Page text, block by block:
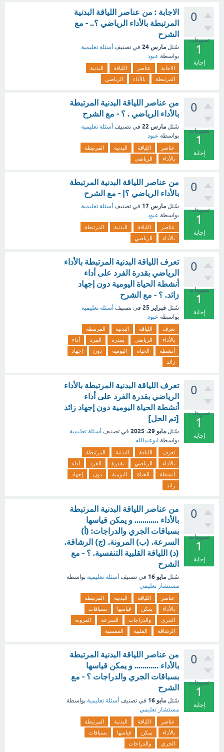
0
تصويتات
1
إجابة
الاجابة : من عناصر اللياقة البدنية
المرتبطة بالأداء الرياضي ؟.. - مع
الشرح
سُئل مارس 24 في تصنيف أسئلة تعليمية
بواسطة عبود
الاجابة عناصر اللياقة
البدنية
المرتبطة
بالأداء الرياضي
0
تصويتات
1
إجابة
من عناصر اللياقة البدنية المرتبطة
بالأداء الرياضي . ؟ - مع الشرح
سُئل مارس 22 في تصنيف أسئلة تعليمية
بواسطة عبود
عناصر اللياقة البدنية
المرتبطة
بالأداء
الرياضي
0
تصويتات
1
إجابة
من عناصر اللياقة البدنية المرتبطة
بالأداء الرياضي ؟| - مع الشرح
سُئل مارس 17 في تصنيف أسئلة تعليمية
بواسطة عبود
عناصر اللياقة البدنية
المرتبطة
بالأداء
الرياضي
0
تصويتات
1
إجابة
تعرف اللياقة البدنية المرتبطة بالأداء
الرياضي بقدرة الفرد على أداء
أنشطة الحياة اليومية دون إجهاد
زائد. ؟ - مع الشرح
سُئل فبراير 25 في تصنيف أسئلة تعليمية
بواسطة عبود
تعرف اللياقة البدنية
المرتبطة
بالأداء
الرياضي بقدرة الفرد
أداء
أنشطة
الحياة اليومية دون
إجهاد
زائد
0
تصويتات
1
إجابة
تعرف اللياقة البدنية المرتبطة بالأداء
الرياضي بقدرة الفرد على أداء
أنشطة الحياة اليومية دون إجهاد زائد
[تم الحل]
سُئل مايو 29، 2025 في تصنيف أسئلة تعليمية
بواسطة ابوعبدالله
تعرف اللياقة البدنية
المرتبطة
بالأداء
الرياضي بقدرة الفرد
أداء
أنشطة
الحياة اليومية دون
إجهاد
زائد
0
تصويتات
1
إجابة
من عناصر اللياقة البدنية المرتبطة
بالأداء ............ و يمكن قياسها
بسباقات الجري والدراجات: (أ)
السرعة. (ب) المرونة. (ج) الرشاقة.
(د) اللياقة القلبية التنفسية. ؟ - مع
الشرح
سُئل مايو 16 في تصنيف أسئلة تعليمية بواسطة
مستشار تعليمي
عناصر اللياقة البدنية
المرتبطة
بالأداء
يمكن قياسها
بسباقات
الجري
والدراجات السرعة
المرونة
الرشاقة
القلبية التنفسية
0
تصويتات
1
إجابة
من عناصر اللياقة البدنية المرتبطة
بالأداء ............ و يمكن قياسها
بسباقات الجري والدراجات ؟ - مع
الشرح
سُئل مايو 16 في تصنيف أسئلة تعليمية بواسطة
مستشار تعليمي
عناصر اللياقة البدنية
المرتبطة
بالأداء
يمكن قياسها
بسباقات
الجري
والدراجات